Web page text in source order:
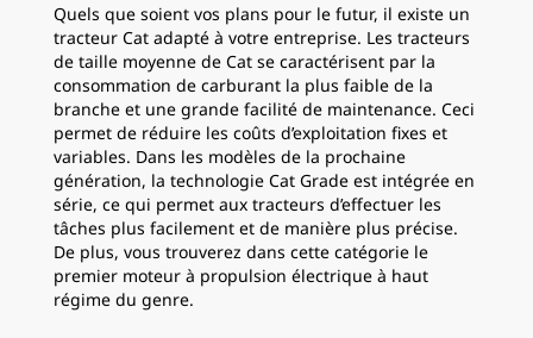
Quels que soient vos plans pour le futur, il existe un
tracteur Cat adapté à votre entreprise. Les tracteurs
de taille moyenne de Cat se caractérisent par la
consommation de carburant la plus faible de la
branche et une grande facilité de maintenance. Ceci
permet de réduire les coûts d’exploitation fixes et
variables. Dans les modèles de la prochaine
génération, la technologie Cat Grade est intégrée en
série, ce qui permet aux tracteurs d’effectuer les
tâches plus facilement et de manière plus précise.
De plus, vous trouverez dans cette catégorie le
premier moteur à propulsion électrique à haut
régime du genre.